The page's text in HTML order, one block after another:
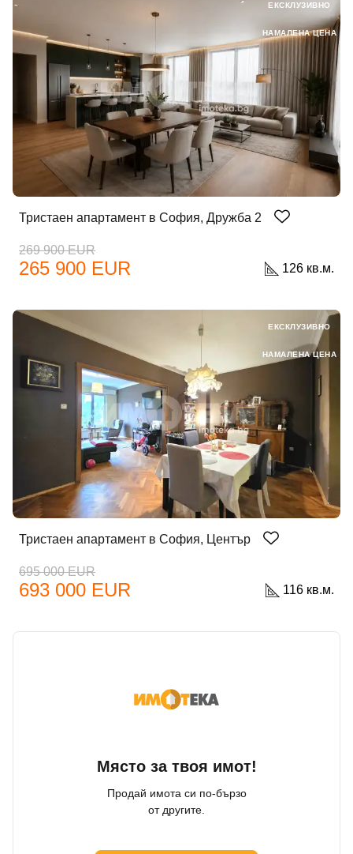
Вход Регистрация
Имейл Адрес
Тристаен апартамент в София, Дружба 2
269 900 EUR
265 900 EUR 126 кв.м.
ЕКСКЛУЗИВНО
НАМАЛЕНА ЦЕНА
Тристаен апартамент в София, Център
695 000 EUR
693 000 EUR 116 кв.м.
ЕКСКЛУЗИВНО
НАМАЛЕНА ЦЕНА
Място за твоя имот!
Продай имота си по-бързо
от другите.